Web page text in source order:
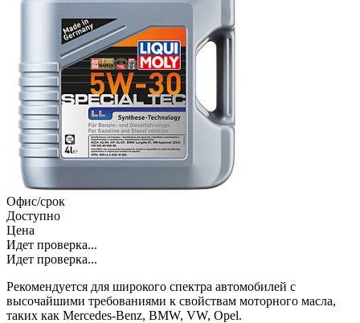
Офис/срок
Доступно
Цена
Идет проверка...
Идет проверка...
Рекомендуется для широкого спектра автомобилей с
высочайшими требованиями к свойствам моторного масла,
таких как Mercedes-Benz, BMW, VW, Opel.